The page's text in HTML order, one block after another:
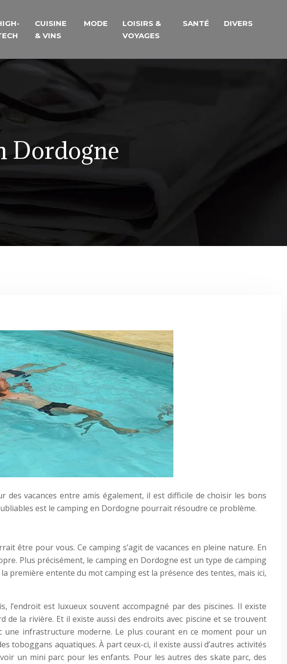
CUISINE
& VINS
MODE
LOISIRS &
VOYAGES
SANTÉ DIVERS
Dordogne
des vacances entre amis également, il est difficile de choisir les bons
est le camping en Dordogne pourrait résoudre ce problème.
être pour vous. Ce camping s’agit de vacances en pleine nature. En
Plus précisément, le camping en Dordogne est un type de camping
première entente du mot camping est la présence des tentes, mais ici,
est luxueux souvent accompagné par des piscines. Il existe
la rivière. Et il existe aussi des endroits avec piscine et se trouvent
infrastructure moderne. Le plus courant en ce moment pour un
toboggans aquatiques. À part ceux-ci, il existe aussi d’autres activités
un mini parc pour les enfants. Pour les autres des skate parc, des